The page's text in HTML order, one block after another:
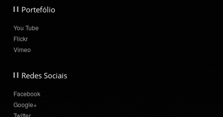
Portefólio
You Tube
Flickr
Vimeo
Redes Sociais
Facebook
Google+
Twitter